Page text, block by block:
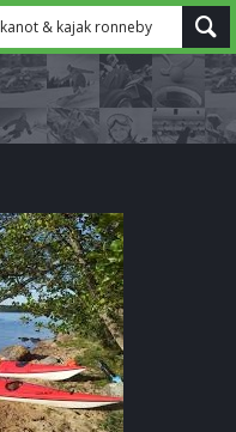
kanot & kajak ronneby